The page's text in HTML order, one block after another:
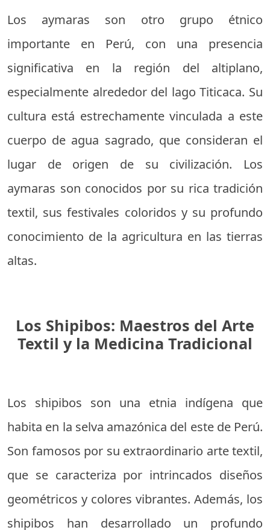
Los aymaras son otro grupo étnico
importante en Perú, con una presencia
significativa en la región del altiplano,
especialmente alrededor del lago Titicaca. Su
cultura está estrechamente vinculada a este
cuerpo de agua sagrado, que consideran el
lugar de origen de su civilización. Los
aymaras son conocidos por su rica tradición
textil, sus festivales coloridos y su profundo
conocimiento de la agricultura en las tierras
altas.
Los Shipibos: Maestros del Arte
Textil y la Medicina Tradicional
Los shipibos son una etnia indígena que
habita en la selva amazónica del este de Perú.
Son famosos por su extraordinario arte textil,
que se caracteriza por intrincados diseños
geométricos y colores vibrantes. Además, los
shipibos han desarrollado un profundo